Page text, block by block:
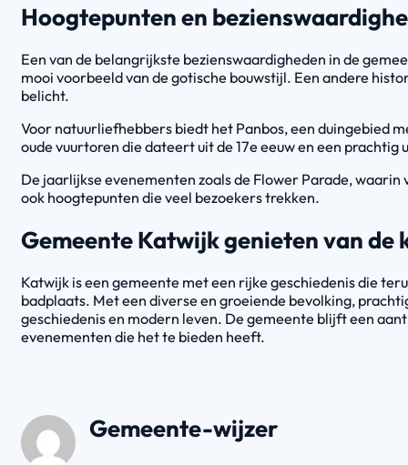
Hoogtepunten en
Een van de belangrijkste bezienswaardigheden in de
mooi voorbeeld van de gotische bouwstijl. Een andere
belicht.
Voor natuurliefhebbers biedt het Panbos, een duingebied
oude vuurtoren die dateert uit de 17e eeuw en een
De jaarlijkse evenementen zoals de Flower Parade,
ook hoogtepunten die veel bezoekers trekken.
Gemeente Katwijk genieten van de
Katwijk is een gemeente met een rijke geschiedenis die
badplaats. Met een diverse en groeiende bevolking,
geschiedenis en modern leven. De gemeente blijft een
evenementen die het te bieden heeft.
Gemeente-wijzer